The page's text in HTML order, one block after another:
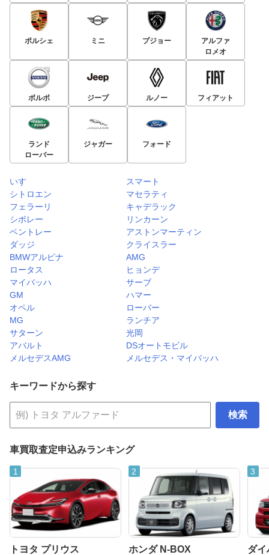
ポルシェ ミニ プジョー
アルファ
ロメオ
ボルボ ジープ ルノー フィアット
ランド
ローバー
ジャガー フォード
いすゞ
スマート
シトロエン
マセラティ
フェラーリ
キャデラック
シボレー
リンカーン
ベントレー
アストンマーティン
ダッジ
クライスラー
BMWアルピナ
AMG
ロータス
ヒョンデ
マイバッハ
サーブ
GM
ハマー
オペル
ローバー
MG
ランチア
サターン
光岡
アバルト
DSオートモビル
メルセデスAMG
メルセデス・マイバッハ
キーワードから探す
検索
車買取査定申込みランキング
トヨタ プリウス ホンダ N-BOX ダイ